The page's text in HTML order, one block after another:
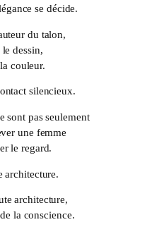
se décide.
du talon,
dessin,
couleur.
silencieux.
sont pas seulement
une femme
le regard.
architecture.
architecture,
la conscience.